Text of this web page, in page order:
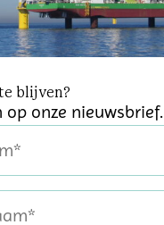
blijven?
op onze nieuwsbrief.